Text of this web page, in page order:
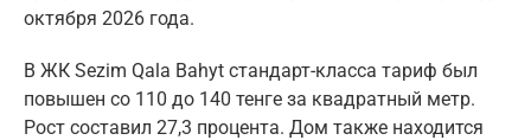
октября 2026 года.
В ЖК Sezim Qala Bahyt стандарт-класса тариф был
повышен со 110 до 140 тенге за квадратный метр.
Рост составил 27,3 процента. Дом также находится